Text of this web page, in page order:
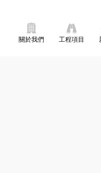
關於我們 工程項目